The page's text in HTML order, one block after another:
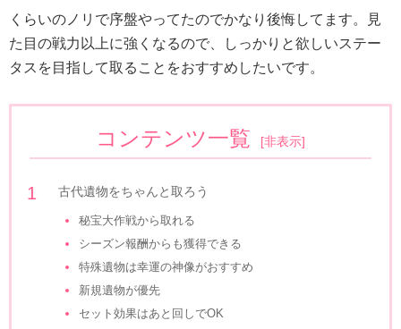
くらいのノリで序盤やってたのでかなり後悔してます。見
た目の戦力以上に強くなるので、しっかりと欲しいステー
タスを目指して取ることをおすすめしたいです。
コンテンツ一覧 [非表示]
古代遺物をちゃんと取ろう
秘宝大作戦から取れる
シーズン報酬からも獲得できる
特殊遺物は幸運の神像がおすすめ
新規遺物が優先
セット効果はあと回しでOK